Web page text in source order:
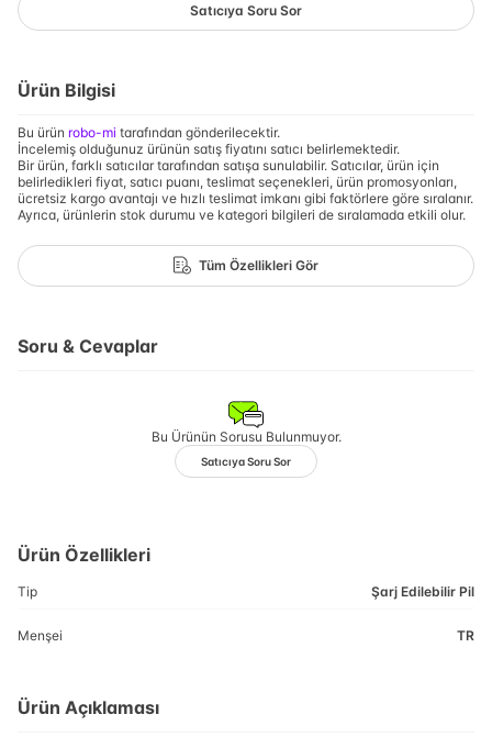
Satıcıya Soru Sor
Ürün Bilgisi
Bu ürün robo-mi tarafından gönderilecektir.
İncelemiş olduğunuz ürünün satış fiyatını satıcı belirlemektedir.
Bir ürün, farklı satıcılar tarafından satışa sunulabilir. Satıcılar, ürün için
belirledikleri fiyat, satıcı puanı, teslimat seçenekleri, ürün promosyonları,
ücretsiz kargo avantajı ve hızlı teslimat imkanı gibi faktörlere göre sıralanır.
Ayrıca, ürünlerin stok durumu ve kategori bilgileri de sıralamada etkili olur.
Tüm Özellikleri Gör
Soru & Cevaplar
Bu Ürünün Sorusu Bulunmuyor.
Satıcıya Soru Sor
Ürün Özellikleri
Tip Şarj Edilebilir Pil
Menşei TR
Ürün Açıklaması